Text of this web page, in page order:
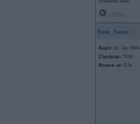
bum_bumz
Kopš: 05. Jan 2006
Ziņojumi: 7636
Braucu ar: E34